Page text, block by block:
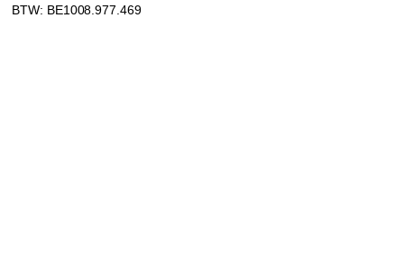
BTW: BE1008.977.469